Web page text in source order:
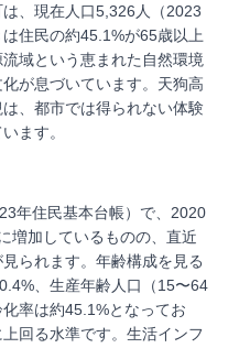
、現在人口5,326人（2023
住民の約45.1%が65歳以上
域という恵まれた自然環境
が息づいています。天狗高
、都市では得られない体験
ます。
年住民基本台帳）で、2020
増加しているものの、直近
られます。年齢構成を見る
、生産年齢人口（15〜64
率は約45.1%となってお
回る水準です。生活インフ